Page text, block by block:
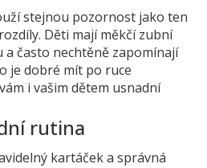
stejnou pozornost jako ten
Děti mají měkčí zubní
často nechtěně zapomínají
je dobré mít po ruce
i vašim dětem usnadní
rutina
kartáček a správná